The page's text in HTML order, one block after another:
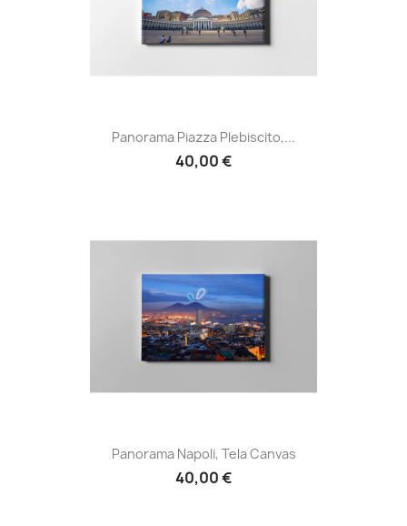
Panorama Piazza Plebiscito,...
40,00 €
Panorama Napoli, Tela Canvas
40,00 €